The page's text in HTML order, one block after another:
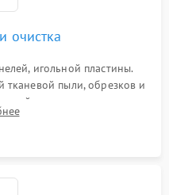
очистка
игольной пластины.
тканевой пыли, обрезков и
с помощью жестких
сжатого воздуха.